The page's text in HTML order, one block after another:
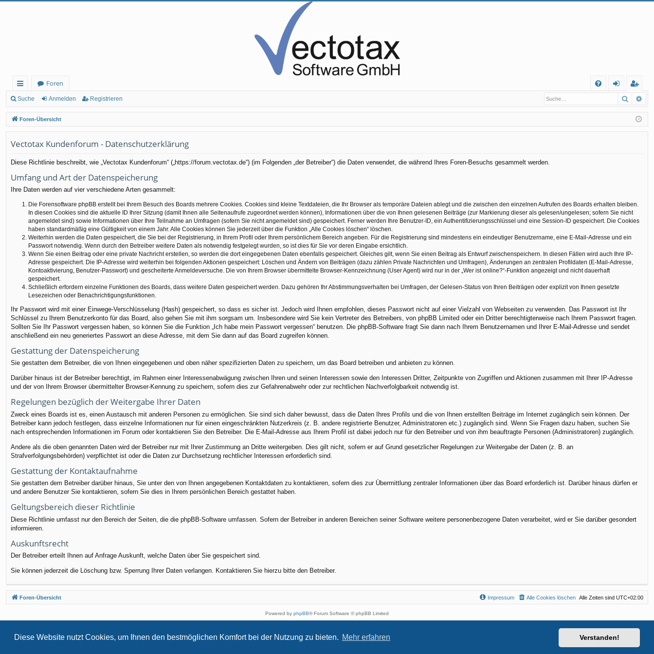
Diese Website nutzt Cookies, um Ihnen den bestmöglichen Komfort bei der Nutzung zu bieten. Mehr erfahren Verstanden!
ch
ne
llz
ug
Foren
Q
m
el
eg
ist
rie
Suche Anmelden Registrieren Suche
Foren-Übersicht
Vectotax Kundenforum - Datenschutzerklärung
Diese Richtlinie beschreibt, wie „Vectotax Kundenforum“ („https://forum.vectotax.de“) (im Folgenden „der Betreiber“) die Daten verwendet, die während Ihres Foren-Besuchs gesammelt werden.
Umfang und Art der Datenspeicherung
Ihre Daten werden auf vier verschiedene Arten gesammelt:
Die Forensoftware phpBB erstellt bei Ihrem Besuch des Boards mehrere Cookies. Cookies sind kleine Textdateien, die Ihr Browser als temporäre Dateien ablegt und die zwischen den einzelnen Aufrufen des Boards erhalten bleiben.
In diesen Cookies sind die aktuelle ID Ihrer Sitzung (damit Ihnen alle Seitenaufrufe zugeordnet werden können), Informationen über die von Ihnen gelesenen Beiträge (zur Markierung dieser als gelesen/ungelesen; sofern Sie nicht
angemeldet sind) sowie Informationen über Ihre Teilnahme an Umfragen (sofern Sie nicht angemeldet sind) gespeichert. Ferner werden Ihre Benutzer-ID, ein Authentifizierungsschlüssel und eine Session-ID gespeichert. Die Cookies
haben standardmäßig eine Gültigkeit von einem Jahr. Alle Cookies können Sie jederzeit über die Funktion „Alle Cookies löschen“ löschen.
Weiterhin werden die Daten gespeichert, die Sie bei der Registrierung, in Ihrem Profil oder Ihrem persönlichem Bereich angeben. Für die Registrierung sind mindestens ein eindeutiger Benutzername, eine E-Mail-Adresse und ein
Passwort notwendig. Wenn durch den Betreiber weitere Daten als notwendig festgelegt wurden, so ist dies für Sie vor deren Eingabe ersichtlich.
Wenn Sie einen Beitrag oder eine private Nachricht erstellen, so werden die dort eingegebenen Daten ebenfalls gespeichert. Gleiches gilt, wenn Sie einen Beitrag als Entwurf zwischenspeichern. In diesen Fällen wird auch Ihre IP-
Adresse gespeichert. Die IP-Adresse wird weiterhin bei folgenden Aktionen gespeichert: Löschen und Ändern von Beiträgen (dazu zählen Private Nachrichten und Umfragen), Änderungen an zentralen Profildaten (E-Mail-Adresse,
Kontoaktivierung, Benutzer-Passwort) und gescheiterte Anmeldeversuche. Die von Ihrem Browser übermittelte Browser-Kennzeichnung (User Agent) wird nur in der „Wer ist online?“-Funktion angezeigt und nicht dauerhaft
gespeichert.
Schließlich erfordern einzelne Funktionen des Boards, dass weitere Daten gespeichert werden. Dazu gehören Ihr Abstimmungsverhalten bei Umfragen, der Gelesen-Status von Ihren Beiträgen oder explizit von Ihnen gesetzte
Lesezeichen oder Benachrichtigungsfunktionen.
Ihr Passwort wird mit einer Einwege-Verschlüsselung (Hash) gespeichert, so dass es sicher ist. Jedoch wird Ihnen empfohlen, dieses Passwort nicht auf einer Vielzahl von Webseiten zu verwenden. Das Passwort ist Ihr
Schlüssel zu Ihrem Benutzerkonto für das Board, also gehen Sie mit ihm sorgsam um. Insbesondere wird Sie kein Vertreter des Betreibers, von phpBB Limited oder ein Dritter berechtigterweise nach Ihrem Passwort fragen.
Sollten Sie Ihr Passwort vergessen haben, so können Sie die Funktion „Ich habe mein Passwort vergessen“ benutzen. Die phpBB-Software fragt Sie dann nach Ihrem Benutzernamen und Ihrer E-Mail-Adresse und sendet
anschließend ein neu generiertes Passwort an diese Adresse, mit dem Sie dann auf das Board zugreifen können.
Gestattung der Datenspeicherung
Sie gestatten dem Betreiber, die von Ihnen eingegebenen und oben näher spezifizierten Daten zu speichern, um das Board betreiben und anbieten zu können.
Darüber hinaus ist der Betreiber berechtigt, im Rahmen einer Interessenabwägung zwischen Ihren und seinen Interessen sowie den Interessen Dritter, Zeitpunkte von Zugriffen und Aktionen zusammen mit Ihrer IP-Adresse
und der von Ihrem Browser übermittelter Browser-Kennung zu speichern, sofern dies zur Gefahrenabwehr oder zur rechtlichen Nachverfolgbarkeit notwendig ist.
Regelungen bezüglich der Weitergabe Ihrer Daten
Zweck eines Boards ist es, einen Austausch mit anderen Personen zu ermöglichen. Sie sind sich daher bewusst, dass die Daten Ihres Profils und die von Ihnen erstellten Beiträge im Internet zugänglich sein können. Der
Betreiber kann jedoch festlegen, dass einzelne Informationen nur für einen eingeschränkten Nutzerkreis (z. B. andere registrierte Benutzer, Administratoren etc.) zugänglich sind. Wenn Sie Fragen dazu haben, suchen Sie
nach entsprechenden Informationen im Forum oder kontaktieren Sie den Betreiber. Die E-Mail-Adresse aus Ihrem Profil ist dabei jedoch nur für den Betreiber und von ihm beauftragte Personen (Administratoren) zugänglich.
Andere als die oben genannten Daten wird der Betreiber nur mit Ihrer Zustimmung an Dritte weitergeben. Dies gilt nicht, sofern er auf Grund gesetzlicher Regelungen zur Weitergabe der Daten (z. B. an
Strafverfolgungsbehörden) verpflichtet ist oder die Daten zur Durchsetzung rechtlicher Interessen erforderlich sind.
Gestattung der Kontaktaufnahme
Sie gestatten dem Betreiber darüber hinaus, Sie unter den von Ihnen angegebenen Kontaktdaten zu kontaktieren, sofern dies zur Übermittlung zentraler Informationen über das Board erforderlich ist. Darüber hinaus dürfen er
und andere Benutzer Sie kontaktieren, sofern Sie dies in Ihrem persönlichen Bereich gestattet haben.
Geltungsbereich dieser Richtlinie
Diese Richtlinie umfasst nur den Bereich der Seiten, die die phpBB-Software umfassen. Sofern der Betreiber in anderen Bereichen seiner Software weitere personenbezogene Daten verarbeitet, wird er Sie darüber gesondert
informieren.
Auskunftsrecht
Der Betreiber erteilt Ihnen auf Anfrage Auskunft, welche Daten über Sie gespeichert sind.
Sie können jederzeit die Löschung bzw. Sperrung Ihrer Daten verlangen. Kontaktieren Sie hierzu bitte den Betreiber.
Foren-Übersicht Alle Zeiten sind UTC+02:00
Alle Cookies löschen
Impressum
Powered by phpBB® Forum Software © phpBB Limited
Style vonArty- phpBB 3.3 von MrGaby
Datenschutz |Nutzungsbedingungen